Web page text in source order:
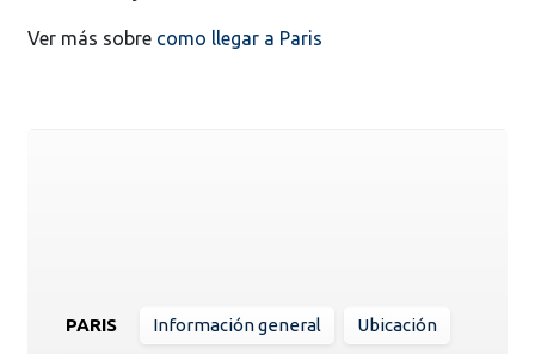
Ver más sobre como llegar a Paris
PARIS Información general Ubicación